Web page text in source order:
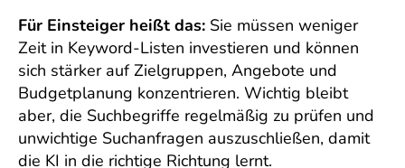
Für Einsteiger heißt das: Sie müssen weniger
Zeit in Keyword-Listen investieren und können
sich stärker auf Zielgruppen, Angebote und
Budgetplanung konzentrieren. Wichtig bleibt
aber, die Suchbegriffe regelmäßig zu prüfen und
unwichtige Suchanfragen auszuschließen, damit
die KI in die richtige Richtung lernt.